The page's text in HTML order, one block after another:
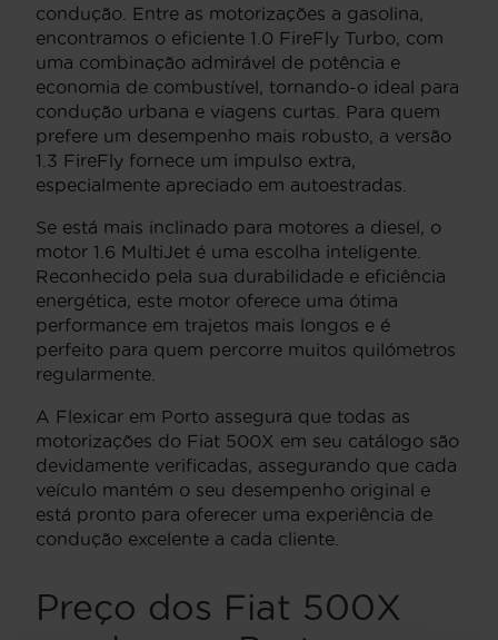
condução. Entre as motorizações a gasolina,
encontramos o eficiente 1.0 FireFly Turbo, com
uma combinação admirável de potência e
economia de combustível, tornando-o ideal para
condução urbana e viagens curtas. Para quem
prefere um desempenho mais robusto, a versão
1.3 FireFly fornece um impulso extra,
especialmente apreciado em autoestradas.
Se está mais inclinado para motores a diesel, o
motor 1.6 MultiJet é uma escolha inteligente.
Reconhecido pela sua durabilidade e eficiência
energética, este motor oferece uma ótima
performance em trajetos mais longos e é
perfeito para quem percorre muitos quilómetros
regularmente.
A Flexicar em Porto assegura que todas as
motorizações do Fiat 500X em seu catálogo são
devidamente verificadas, assegurando que cada
veículo mantém o seu desempenho original e
está pronto para oferecer uma experiência de
condução excelente a cada cliente.
Preço dos Fiat 500X